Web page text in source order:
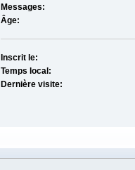
Messages:
Âge:
Inscrit le:
Temps local:
Dernière visite: